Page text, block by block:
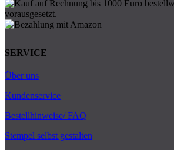
SERVICE
Über uns
Kundenservice
Bestellhinweise/ FAQ
Stempel selbst gestalten